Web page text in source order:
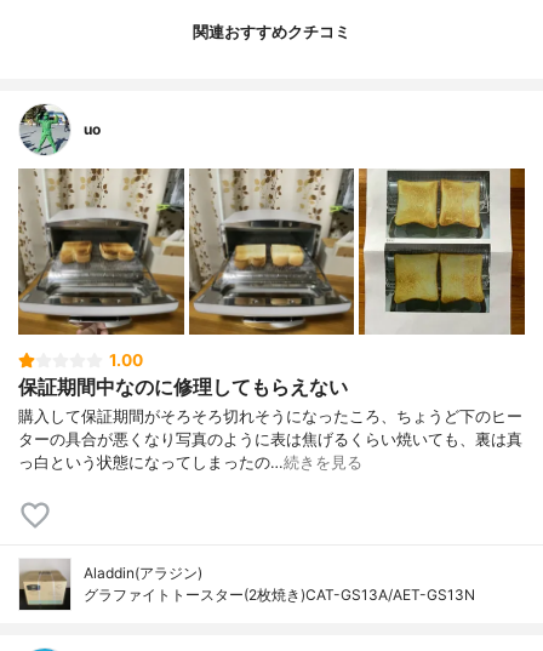
関連おすすめクチコミ
uo
1.00
保証期間中なのに修理してもらえない
購入して保証期間がそろそろ切れそうになったころ、ちょうど下のヒー
ターの具合が悪くなり写真のように表は焦げるくらい焼いても、裏は真
っ白という状態になってしまったの…続きを見る
Aladdin(アラジン)
グラファイトトースター(2枚焼き)CAT-GS13A/AET-GS13N